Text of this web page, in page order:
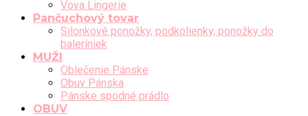
Vova Lingerie
Pančuchový tovar
Silonkové ponožky, podkolienky, ponožky do
baleríniek
MUŽI
Oblečenie Pánske
Obuv Pánska
Pánske spodné prádlo
OBUV